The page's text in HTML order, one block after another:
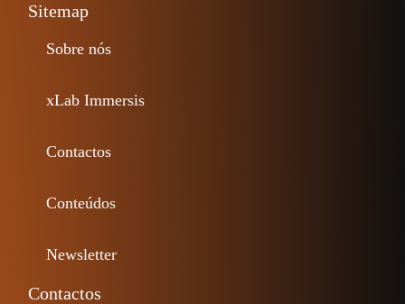
Sitemap
Sobre nós
xLab Immersis
Contactos
Conteúdos
Newsletter
Contactos